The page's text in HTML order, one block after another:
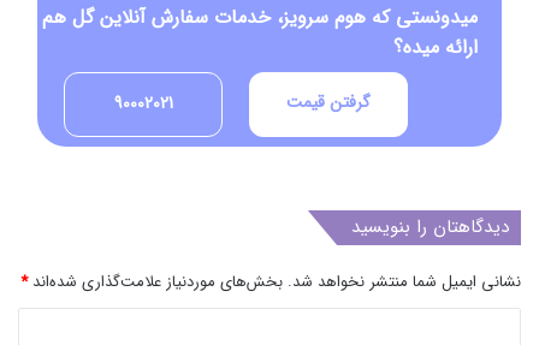
میدونستی که هوم سرویز، خدمات سفارش آنلاین گل هم
ارائه میده؟
90002021 گرفتن قیمت
دیدگاهتان را بنویسید
نشانی ایمیل شما منتشر نخواهد شد. بخش‌های موردنیاز علامت‌گذاری شده‌اند*